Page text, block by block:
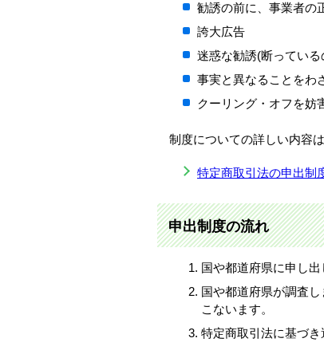
勧誘の前に、事業者の
誇大広告
迷惑な勧誘(断ってい
事実と異なることをわ
クーリング・オフを妨
制度についての詳しい内容
特定商取引法の申出制
申出制度の流れ
国や都道府県に申し
国や都道府県が調査
こないます。
特定商取引法に基づき